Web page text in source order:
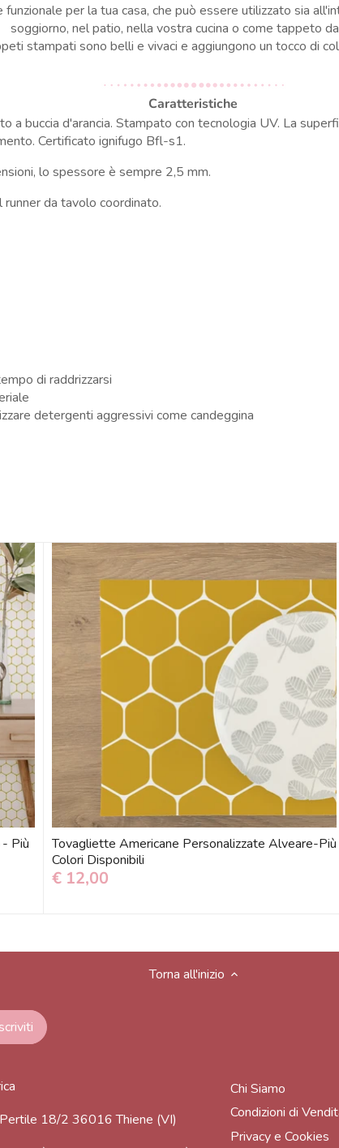
funzionale per la tua casa, che può essere utilizzato sia
soggiorno, nel patio, nella vostra cucina o come tappeto
stampati sono belli e vivaci e aggiungono un tocco di
Caratteristiche
a buccia d'arancia.Stampato con tecnologia UV. La
Certificato ignifugo Bfl-s1.
lo spessore è sempre 2,5 mm.
da tavolo coordinato.
di raddrizzarsi
detergenti aggressivi come candeggina
Più
Tovagliette Americane Personalizzate Alveare-Più
Colori Disponibili
€ 12,00
Torna all'inizio
18/2 36016 Thiene (VI)
Chi Siamo
Condizioni di
Privacy e Cookies